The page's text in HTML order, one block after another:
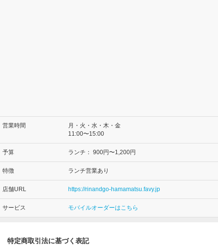
営業時間
月・火・水・木・金
11:00〜15:00
予算 ランチ： 900円〜1,200円
特徴 ランチ営業あり
店舗URL https://rinandgo-hamamatsu.favy.jp
サービス モバイルオーダーはこちら
特定商取引法に基づく表記